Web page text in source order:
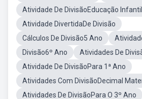
Atividade De DivisãoEducação Infantil
Atividade DivertidaDe Divisão
Cálculos De Divisão5 Ano
Divisão6º Ano
Atividades De
Atividade De DivisãoPara 1ª Ano
Atividades Com DivisãoDecimal
Atividades De DivisãoPara O 3º Ano